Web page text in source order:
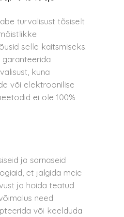
turvalisust tõsiselt
selle kaitsmiseks.
garanteerida
kuna
või elektroonilise
ei ole 100%
ja sarnaseid
et jälgida meie
ja hoida teatud
need
või keelduda